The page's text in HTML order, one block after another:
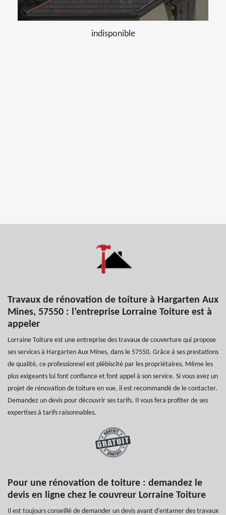
indisponible
Travaux de rénovation de toiture à Hargarten Aux
Mines, 57550 : l’entreprise Lorraine Toiture est à
appeler
Lorraine Toiture est une entreprise des travaux de couverture qui propose
ses services à Hargarten Aux Mines, dans le 57550. Grâce à ses prestations
de qualité, ce professionnel est plébiscité par les propriétaires. Même les
plus exigeants lui font confiance et font appel à son service. Si vous avez un
projet de rénovation de toiture en vue, il est recommandé de le contacter.
Demandez un devis pour découvrir ses tarifs. Il vous fera profiter de ses
expertises à tarifs raisonnables.
Pour une rénovation de toiture : demandez le
devis en ligne chez le couvreur Lorraine Toiture
Il est toujours conseillé de demander un devis avant d’entamer des travaux